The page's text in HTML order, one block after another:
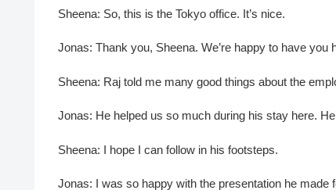
Sheena: So, this is the Tokyo office. It’s nice.
Jonas: Thank you, Sheena. We’re happy to have you
Sheena: Raj told me many good things about the
Jonas: He helped us so much during his stay here.
Sheena: I hope I can follow in his footsteps.
Jonas: I was so happy with the presentation he made